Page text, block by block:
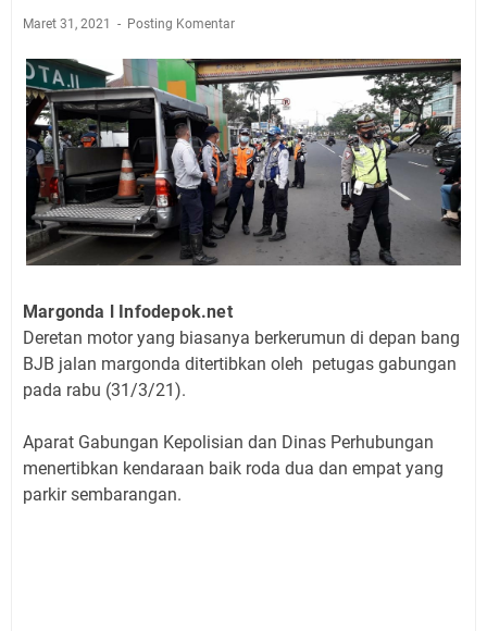
Maret 31, 2021 Posting Komentar
Margonda l Infodepok.net
Deretan motor yang biasanya berkerumun di depan bang
BJB jalan margonda ditertibkan oleh petugas gabungan
pada rabu (31/3/21).
Aparat Gabungan Kepolisian dan Dinas Perhubungan
menertibkan kendaraan baik roda dua dan empat yang
parkir sembarangan.